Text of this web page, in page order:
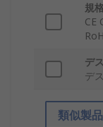
規
CE
デ
デ
類似製